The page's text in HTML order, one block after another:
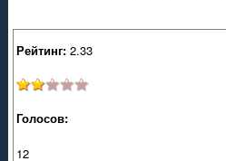
Рейтинг:2.33
Голосов:
12